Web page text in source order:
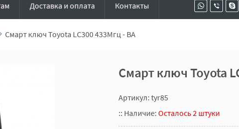
Доставка и оплата Контакты
Смарт ключ Toyota LC300 433Мгц - BA
Смарт ключ Toyota
Артикул: tyr85
:: Наличие: Осталось 2 штуки